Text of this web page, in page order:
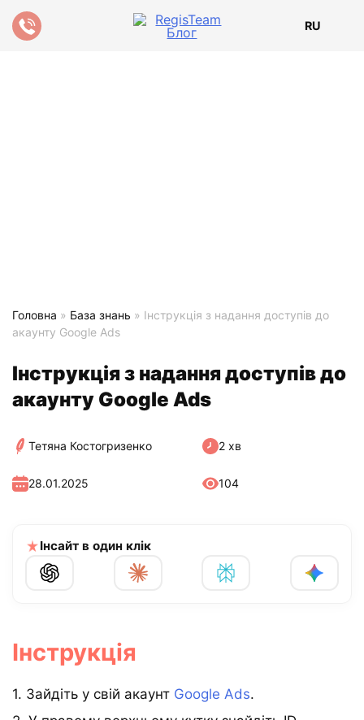
RU
Головна » База знань » Інструкція з надання доступів до
акаунту Google Ads
Інструкція з надання доступів до
акаунту Google Ads
Тетяна Костогризенко 2 хв
104
28.01.2025
Інсайт в один клік
Інструкція
1. Зайдіть у свій акаунт Google Ads.